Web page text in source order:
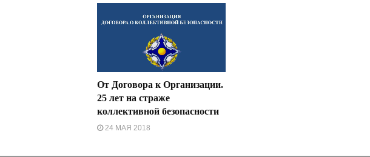
От Договора к Организации.
25 лет на страже
коллективной безопасности
24 МАЯ 2018